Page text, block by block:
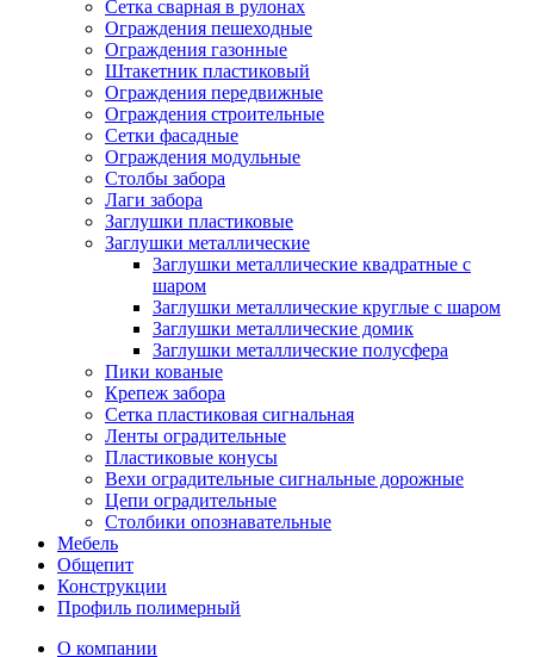
Сетка сварная в рулонах
Ограждения пешеходные
Ограждения газонные
Штакетник пластиковый
Ограждения передвижные
Ограждения строительные
Сетки фасадные
Ограждения модульные
Столбы забора
Лаги забора
Заглушки пластиковые
Заглушки металлические
Заглушки металлические квадратные с
шаром
Заглушки металлические круглые с шаром
Заглушки металлические домик
Заглушки металлические полусфера
Пики кованые
Крепеж забора
Сетка пластиковая сигнальная
Ленты оградительные
Пластиковые конусы
Вехи оградительные сигнальные дорожные
Цепи оградительные
Столбики опознавательные
Мебель
Общепит
Конструкции
Профиль полимерный
О компании